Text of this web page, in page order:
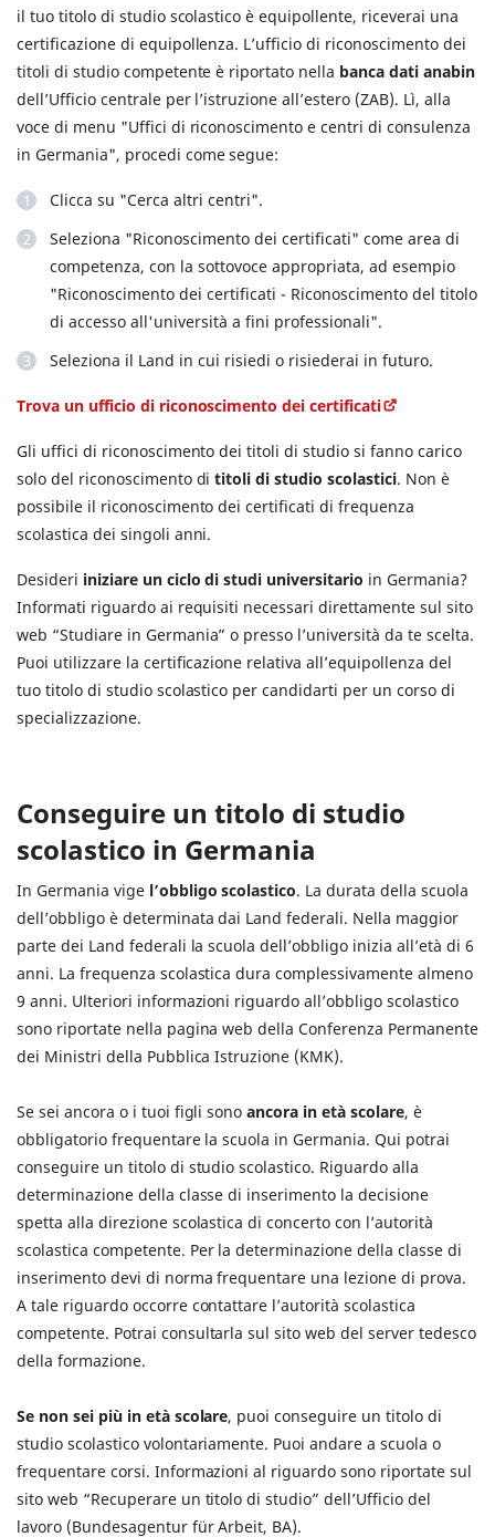
il tuo titolo di studio scolastico è equipollente, riceverai una
certificazione di equipollenza. L’ufficio di riconoscimento dei
titoli di studio competente è riportato nella banca dati anabin
dell’Ufficio centrale per l’istruzione all’estero (ZAB). Lì, alla
voce di menu "Uffici di riconoscimento e centri di consulenza
in Germania", procedi come segue:
Clicca su "Cerca altri centri".
Seleziona "Riconoscimento dei certificati" come area di
competenza, con la sottovoce appropriata, ad esempio
"Riconoscimento dei certificati - Riconoscimento del titolo
di accesso all'università a fini professionali".
Seleziona il Land in cui risiedi o risiederai in futuro.
Trova un ufficio di riconoscimento dei certificati
Gli uffici di riconoscimento dei titoli di studio si fanno carico
solo del riconoscimento dititoli di studio scolastici. Non è
possibile il riconoscimento dei certificati di frequenza
scolastica dei singoli anni.
Desideri iniziare un ciclo di studi universitario in Germania?
Informati riguardo ai requisiti necessari direttamente sul sito
web “Studiare in Germania” o presso l’università da te scelta.
Puoi utilizzare la certificazione relativa all’equipollenza del
tuo titolo di studio scolastico per candidarti per un corso di
specializzazione.
Conseguire un titolo di studio
scolastico in Germania
In Germania vige l’obbligo scolastico. La durata della scuola
dell’obbligo è determinata dai Land federali. Nella maggior
parte dei Land federali la scuola dell’obbligo inizia all’età di 6
anni. La frequenza scolastica dura complessivamente almeno
9 anni. Ulteriori informazioni riguardo all’obbligo scolastico
sono riportate nella pagina web della Conferenza Permanente
dei Ministri della Pubblica Istruzione (KMK).
Se sei ancora o i tuoi figli sonoancora in età scolare, è
obbligatorio frequentare la scuola in Germania. Qui potrai
conseguire un titolo di studio scolastico. Riguardo alla
determinazione della classe di inserimento la decisione
spetta alla direzione scolastica di concerto con l’autorità
scolastica competente. Per la determinazione della classe di
inserimento devi di norma frequentare una lezione di prova.
A tale riguardo occorre contattare l’autorità scolastica
competente. Potrai consultarla sul sito web del server tedesco
della formazione.
Se non sei più in età scolare, puoi conseguire un titolo di
studio scolastico volontariamente. Puoi andare a scuola o
frequentare corsi. Informazioni al riguardo sono riportate sul
sito web “Recuperare un titolo di studio” dell’Ufficio del
lavoro (Bundesagentur für Arbeit, BA).